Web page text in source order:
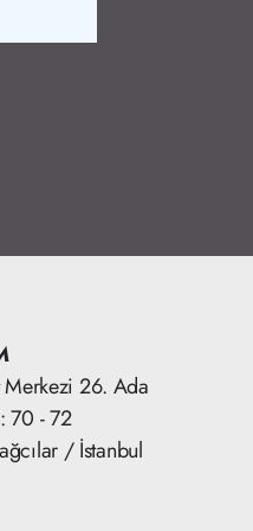
26. Ada
70 - 72
/ İstanbul